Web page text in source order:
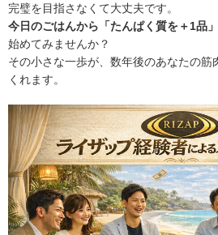
完璧を目指さなくて大丈夫です。
今日のごはんから「たんぱく質を＋1品」
始めてみませんか？
その小さな一歩が、数年後のあなたの筋
くれます。